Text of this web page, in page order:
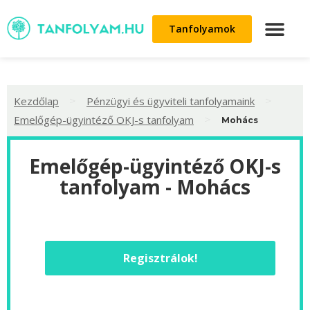
Tanfolyamok
Kezdőlap Pénzügyi és ügyviteli tanfolyamaink
Emelőgép-ügyintéző OKJ-s tanfolyam Mohács
Emelőgép-ügyintéző OKJ-s
tanfolyam - Mohács
Regisztrálok!